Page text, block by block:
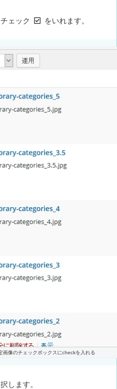
ェック をいれます。
画像のチェックボックスにcheckを入れる
します。